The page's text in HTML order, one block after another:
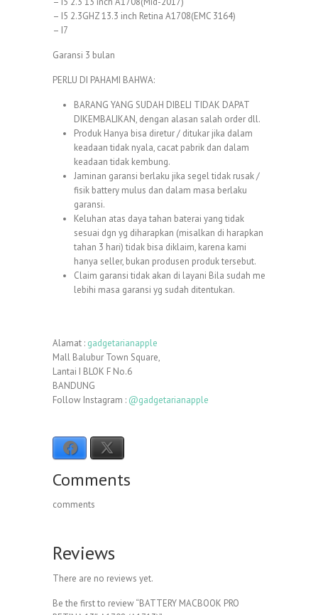
– I5 2.3GHZ 13.3 inch Retina A1708(EMC 3164)
– I7
Garansi 3 bulan
PERLU DI PAHAMI BAHWA:
BARANG YANG SUDAH DIBELI TIDAK DAPAT
DIKEMBALIKAN, dengan alasan salah order dll.
Produk Hanya bisa diretur / ditukar jika dalam
keadaan tidak nyala, cacat pabrik dan dalam
keadaan tidak kembung.
Jaminan garansi berlaku jika segel tidak rusak /
fisik battery mulus dan dalam masa berlaku
garansi.
Keluhan atas daya tahan baterai yang tidak
sesuai dgn yg diharapkan (misalkan di harapkan
tahan 3 hari) tidak bisa diklaim, karena kami
hanya seller, bukan produsen produk tersebut.
Claim garansi tidak akan di layani Bila sudah me
lebihi masa garansi yg sudah ditentukan.
Alamat : gadgetarianapple
Mall Balubur Town Square,
Lantai I BLOK F No.6
BANDUNG
Follow Instagram : @gadgetarianapple
Facebook
Comments
comments
Reviews
There are no reviews yet.
Be the first to review “BATTERY MACBOOK PRO